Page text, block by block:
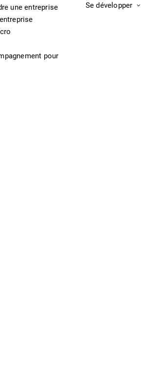
une entreprise
pour
Se développer